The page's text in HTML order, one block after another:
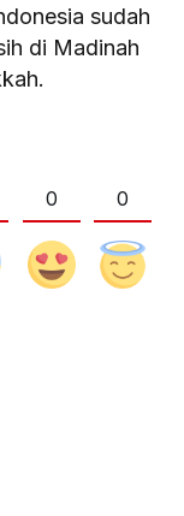
sudah
di Madinah
0 0